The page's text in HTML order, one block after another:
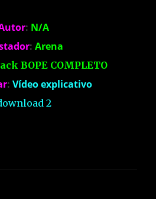
: N/A
: Arena
BOPE COMPLETO
: Vídeo explicativo
2